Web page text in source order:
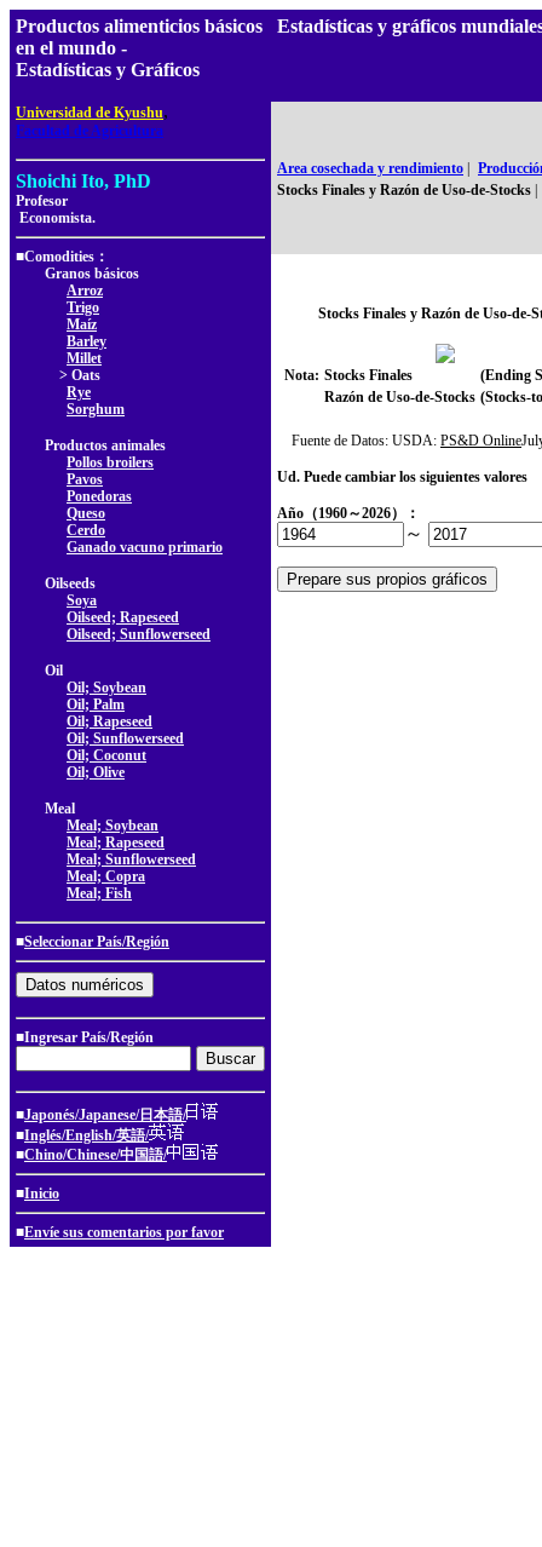
Productos alimenticios básicos
en el mundo -
Estadísticas y Gráficos
Universidad de Kyushu,
Facultad de Agricultura
Shoichi Ito, PhD
Profesor
Economista.
■Comodities：
Granos básicos
Arroz
Trigo
Maíz
Barley
Millet
> Oats
Rye
Sorghum
Productos animales
Pollos broilers
Pavos
Ponedoras
Queso
Cerdo
Ganado vacuno primario
Oilseeds
Soya
Oilseed; Rapeseed
Oilseed; Sunflowerseed
Oil
Oil; Soybean
Oil; Palm
Oil; Rapeseed
Oil; Sunflowerseed
Oil; Coconut
Oil; Olive
Meal
Meal; Soybean
Meal; Rapeseed
Meal; Sunflowerseed
Meal; Copra
Meal; Fish
■Seleccionar País/Región
■Ingresar País/Región
■Japonés/Japanese/日本語/
■Inglés/English/英語/
■Chino/Chinese/中国語/
■Inicio
■Envíe sus comentarios por favor
Estadísticas y gráficos
Area cosechada y rendimiento
Stocks Finales y Razón de Uso-de-Stocks
Stocks Finales y Razón de Uso-de-
Nota: Stocks Finales
(Ending
Razón de Uso-de-Stocks (Stocks-
Fuente de Datos: USDA: PS&D Online
Ud. Puede cambiar los siguientes valores
Año（1960～2026）：
～